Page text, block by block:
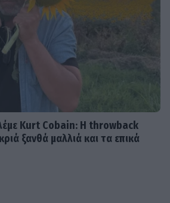
Kurt Cobain: H throwback
ξανθά μαλλιά και τα επικά